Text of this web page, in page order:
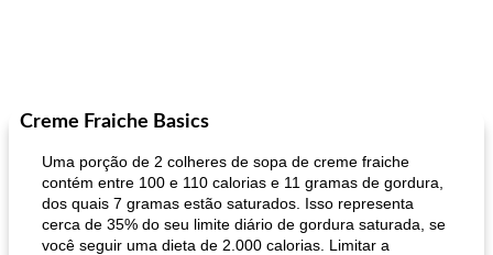
Creme Fraiche Basics
Uma porção de 2 colheres de sopa de creme fraiche
contém entre 100 e 110 calorias e 11 gramas de gordura,
dos quais 7 gramas estão saturados. Isso representa
cerca de 35% do seu limite diário de gordura saturada, se
você seguir uma dieta de 2.000 calorias. Limitar a